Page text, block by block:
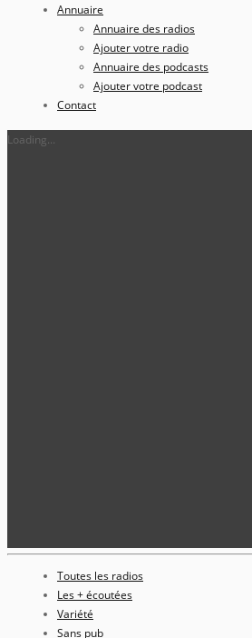
Annuaire
Annuaire des radios
Ajouter votre radio
Annuaire des podcasts
Ajouter votre podcast
Contact
Loading...
Toutes les radios
Les + écoutées
Variété
Sans pub